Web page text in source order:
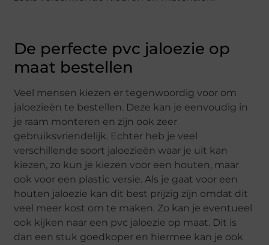
De perfecte pvc jaloezie op
maat bestellen
Veel mensen kiezen er tegenwoordig voor om
jaloezieën te bestellen. Deze kan je eenvoudig in
je raam monteren en zijn ook zeer
gebruiksvriendelijk. Echter heb je veel
verschillende soort jaloezieën waar je uit kan
kiezen, zo kun je kiezen voor een houten, maar
ook voor een plastic versie. Als je gaat voor een
houten jaloezie kan dit best prijzig zijn omdat dit
veel meer kost om te maken. Zo kan je eventueel
ook kijken naar een pvc jaloezie op maat. Dit is
dan een stuk goedkoper en hiermee kan je ook